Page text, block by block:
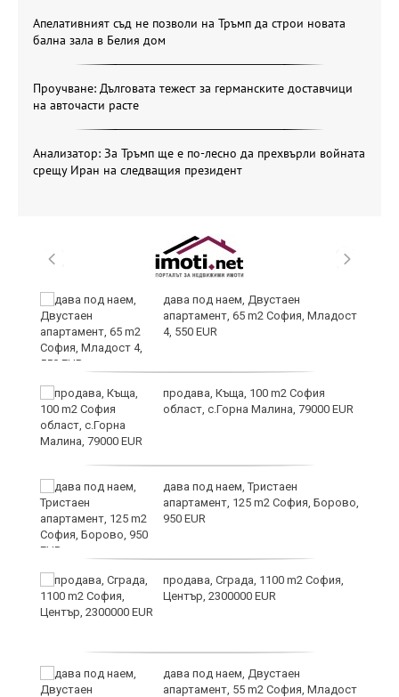
Апелативният съд не позволи на Тръмп да строи новата
бална зала в Белия дом
Проучване: Дълговата тежест за германските доставчици
на авточасти расте
Анализатор: За Тръмп ще е по-лесно да прехвърли войната
срещу Иран на следващия президент
дава под наем, Двустаен
апартамент, 65 m2 София, Младост
4, 550 EUR
продава, Къща, 100 m2 София
област, с.Горна Малина, 79000 EUR
дава под наем, Тристаен
апартамент, 125 m2 София, Борово,
950 EUR
продава, Сграда, 1100 m2 София,
Център, 2300000 EUR
дава под наем, Двустаен
апартамент, 55 m2 София, Младост